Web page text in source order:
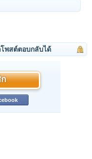
พสต์ตอบกลับได้